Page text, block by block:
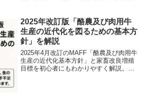
もわかりやすくまとめています。
2025年改訂版「酪農及び肉用牛
生産の近代化を図るための基本方
針」を解説
2025年4月改訂のMAFF「酪農及び肉用牛
生産の近代化基本方針」と家畜改良増殖
目標を初心者にもわかりやすく解説。持